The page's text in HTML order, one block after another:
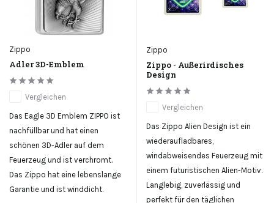
Zippo
Adler 3D-Emblem
Vergleichen
Das Eagle 3D Emblem ZIPPO ist
nachfüllbar und hat einen
schönen 3D-Adler auf dem
Feuerzeug und ist verchromt.
Das Zippo hat eine lebenslange
Garantie und ist winddicht.
Zippo
Zippo - Außerirdisches
Design
Vergleichen
Das Zippo Alien Design ist ein
wiederaufladbares,
windabweisendes Feuerzeug mit
einem futuristischen Alien-Motiv.
Langlebig, zuverlässig und
perfekt für den täglichen